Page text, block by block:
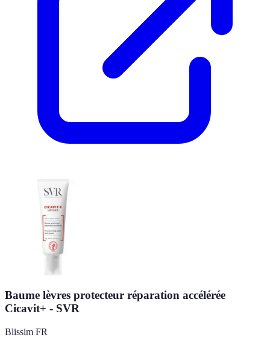
Baume lèvres protecteur réparation accélérée
Cicavit+ - SVR
Blissim FR